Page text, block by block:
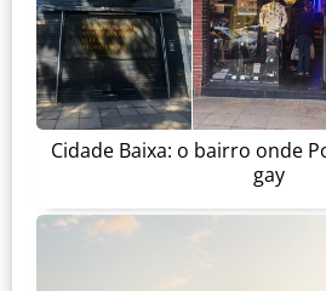
Cidade Baixa: o bairro onde
gay